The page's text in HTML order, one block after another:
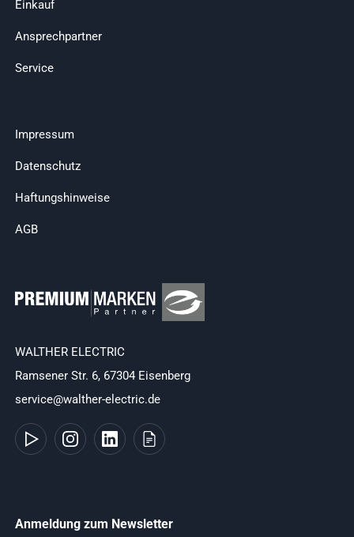
Einkauf
Ansprechpartner
Service
Impressum
Datenschutz
Haftungshinweise
AGB
WALTHER ELECTRIC
Ramsener Str. 6, 67304 Eisenberg
service@walther-electric.de
Anmeldung zum Newsletter